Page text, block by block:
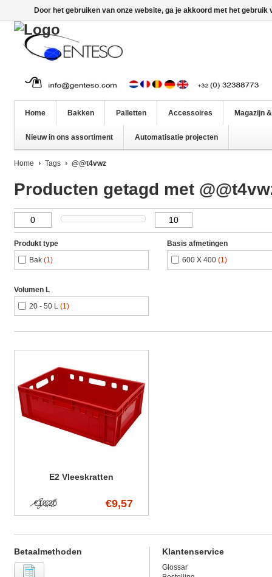
Home Bakken Palletten Accessoires Magazijn
Nieuw in ons assortiment Automatisatie projecten
Home Tags @@t4vwz
Producten getagd met
Produkt type
Bak (1)
Basis afmetingen
600 X 400 (1)
Volumen L
20 - 50 L (1)
E2 Vleeskratten
€9,57
€10,20
Betaalmethoden Klantenservice
Glossar
Door het gebruiken van onze website, ga je akkoord met het